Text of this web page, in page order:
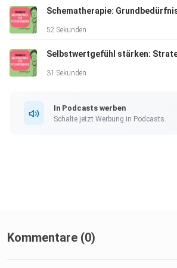
52 Sekunden
31 Sekunden
In Podcasts werben
Schalte jetzt Werbung in Podcasts.
Kommentare (0)